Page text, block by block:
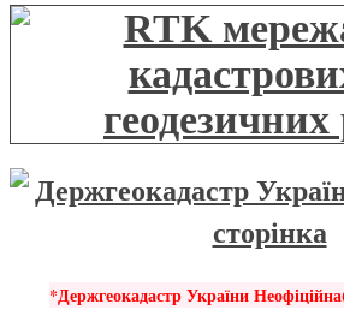
*Держгеокадастр України